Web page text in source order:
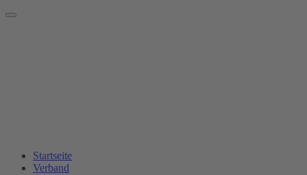
Startseite
Verband